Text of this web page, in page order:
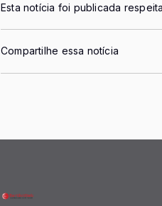
Esta notícia foi publicada
Compartilhe essa notícia